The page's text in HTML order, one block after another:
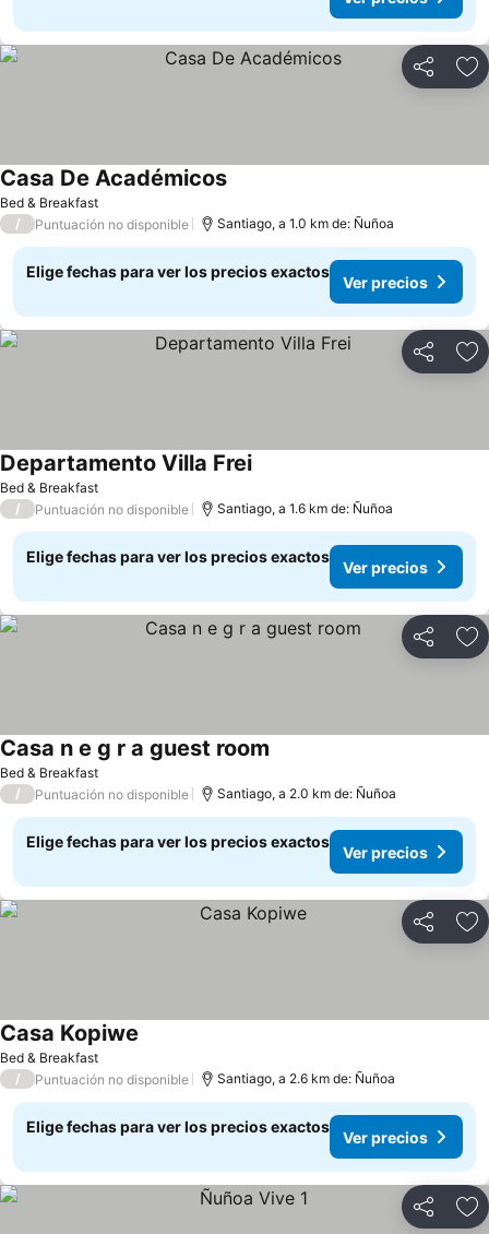
Compartir
Bed & Breakfast
Casa De Académicos
/ Puntuación no disponible Santiago, a 1.0 km de: Ñuñoa
Elige fechas para ver los precios exactos
Ver precios
Compartir
Bed & Breakfast
Departamento Villa Frei
/ Puntuación no disponible Santiago, a 1.6 km de: Ñuñoa
Elige fechas para ver los precios exactos
Ver precios
Compartir
Bed & Breakfast
Casa n e g r a guest room
/ Puntuación no disponible Santiago, a 2.0 km de: Ñuñoa
Elige fechas para ver los precios exactos
Ver precios
Compartir
Bed & Breakfast
Casa Kopiwe
/ Puntuación no disponible Santiago, a 2.6 km de: Ñuñoa
Elige fechas para ver los precios exactos
Ver precios
Compartir